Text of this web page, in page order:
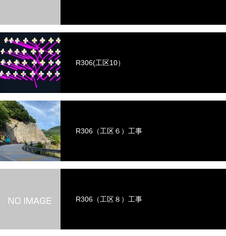
R306(工区10）
R306（工区６）工事
R306（工区８）工事